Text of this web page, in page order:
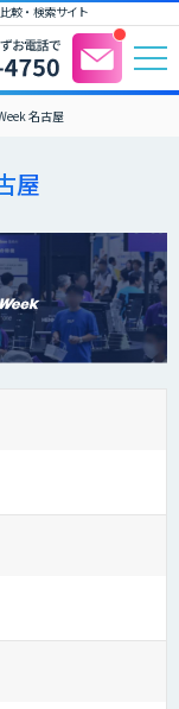
較・検索サイト
名古屋
屋